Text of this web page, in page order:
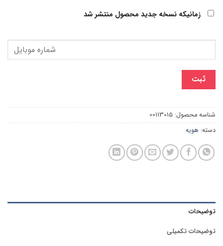
زمانیکه نسخه جدید محصول منتشر شد
ثبت
شناسه محصول: 00113015
دسته: هویه
توضیحات
توضیحات تکمیلی